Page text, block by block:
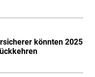
könnten 2025